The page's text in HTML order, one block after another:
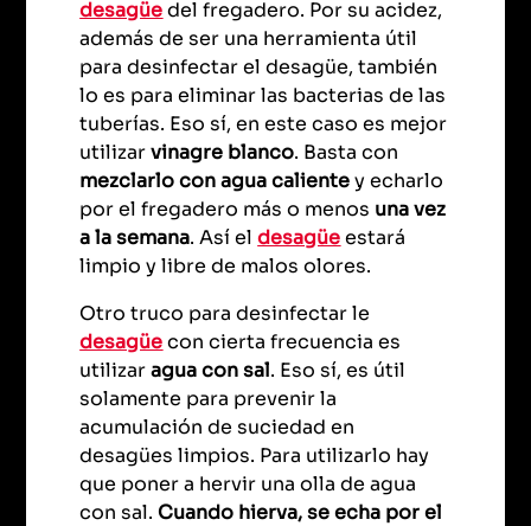
desagüedel fregadero. Por su acidez,
además de ser una herramienta útil
para desinfectar el desagüe, también
lo es para eliminar las bacterias de las
tuberías. Eso sí, en este caso es mejor
utilizarvinagre blanco. Basta con
mezclarlo con agua calientey echarlo
por el fregadero más o menos una vez
a la semana. Así eldesagüeestará
limpio y libre de malos olores.
Otro truco para desinfectar le
desagüecon cierta frecuencia es
utilizaragua con sal. Eso sí, es útil
solamente para prevenir la
acumulación de suciedad en
desagües limpios. Para utilizarlo hay
que poner a hervir una olla de agua
con sal. Cuando hierva, se echa por el